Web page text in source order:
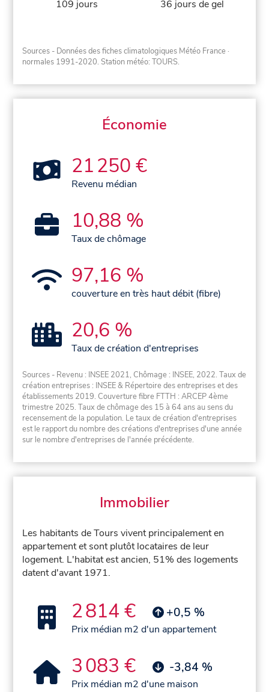
109 jours 36 jours de gel
Sources - Données des fiches climatologiques Météo France ·
normales 1991-2020. Station météo: TOURS.
Économie
21 250 €
Revenu médian
10,88 %
Taux de chômage
97,16 %
couverture en très haut débit (fibre)
20,6 %
Taux de création d'entreprises
Sources - Revenu : INSEE 2021, Chômage : INSEE, 2022. Taux de
création entreprises : INSEE & Répertoire des entreprises et des
établissements 2019. Couverture fibre FTTH : ARCEP 4ème
trimestre 2025. Taux de chômage des 15 à 64 ans au sens du
recensement de la population. Le taux de création d'entreprises
est le rapport du nombre des créations d'entreprises d'une année
sur le nombre d'entreprises de l'année précédente.
Immobilier
Les habitants de Tours vivent principalement en
appartement et sont plutôt locataires de leur
logement. L'habitat est ancien, 51% des logements
datent d'avant 1971.
2 814 € +0,5 %
Prix médian m2 d'un appartement
3 083 € -3,84 %
Prix médian m2 d'une maison